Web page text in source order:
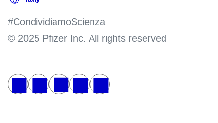
#CondividiamoScienza
© 2025 Pfizer Inc. All rights reserved